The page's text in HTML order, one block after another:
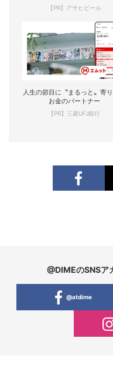
【PR】アサヒビール
人生の節目に〝まるっと〟寄り
お金のパートナー
【PR】三菱UFJ銀行
@DIMEのSNSア
@atdime